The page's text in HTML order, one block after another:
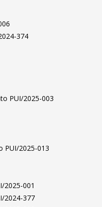
374
PUI/2025-003
PUI/2025-013
2025-001
2024-377